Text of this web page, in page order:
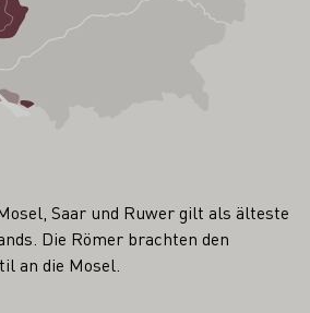
Saar und Ruwer gilt als älteste
Die Römer brachten den
an die Mosel.